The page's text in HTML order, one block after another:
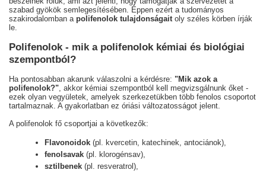
szabad gyökök semlegesítésében. Éppen ezért a tudományos
szakirodalomban a polifenolok tulajdonságaitoly széles körben írják
le.
Polifenolok - mik a polifenolok kémiai és biológiai
szempontból?
Ha pontosabban akarunk válaszolni a kérdésre: "Mik azok a
polifenolok?", akkor kémiai szempontból kell megvizsgálnunk őket -
ezek olyan vegyületek, amelyek szerkezetükben több fenolos csoportot
tartalmaznak. A gyakorlatban ez óriási változatosságot jelent.
A polifenolok fő csoportjai a következők:
Flavonoidok (pl. kvercetin, katechinek, antociánok),
fenolsavak (pl. klorogénsav),
sztilbenek (pl. resveratrol),